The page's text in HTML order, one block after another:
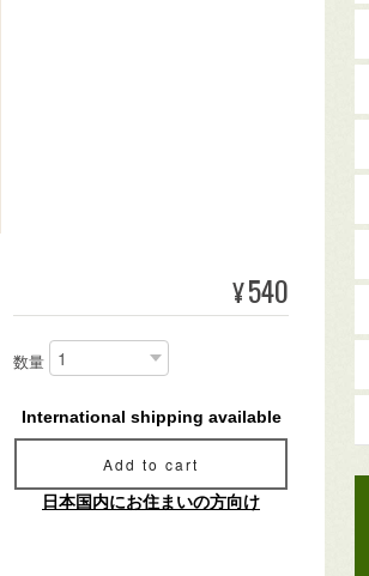
¥540
数量
International shipping available
Add to cart
日本国内にお住まいの方向け